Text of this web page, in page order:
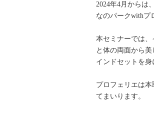
2024年4月からは
なのパークwithプ
本セミナーでは
と体の両面から
インドセットを
プロフェリエは
てまいります。